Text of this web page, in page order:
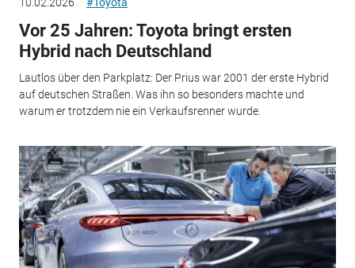
Vor 25 Jahren: Toyota bringt ersten
Hybrid nach Deutschland
Lautlos über den Parkplatz: Der Prius war 2001 der erste Hybrid
auf deutschen Straßen. Was ihn so besonders machte und
warum er trotzdem nie ein Verkaufsrenner wurde.